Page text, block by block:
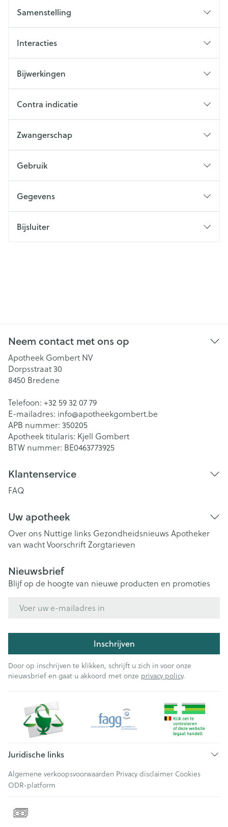
Samenstelling
Interacties
Bijwerkingen
Contra indicatie
Zwangerschap
Gebruik
Gegevens
Bijsluiter
Neem contact met ons op
Apotheek Gombert NV
Dorpsstraat 30
8450 Bredene
Telefoon: +32 59 32 07 79
E-mailadres: info@apotheekgombert.be
APB nummer: 350205
Apotheek titularis: Kjell Gombert
BTW nummer: BE0463773925
Klantenservice
FAQ
Uw apotheek
Over ons Nuttige links Gezondheidsnieuws Apotheker
van wachtVoorschriftZorgtarieven
Nieuwsbrief
Blijf op de hoogte van nieuwe producten en promoties
Inschrijven
Door op inschrijven te klikken, schrijft u zich in voor onze
nieuwsbrief en gaat u akkoord met onze privacy policy.
Juridische links
Algemene verkoopsvoorwaarden Privacy disclaimer Cookies
ODR-platform